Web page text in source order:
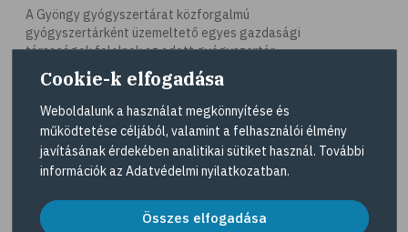
# hal
# egészséges táplálkozás
# omega-3
# A-vitamin
# ásványi anyagok
A Gyöngy gyógyszertárat közforgalmú
gyógyszertárként üzemeltető egyes gazdasági
társaságok felelnek az adott gyógyszertár
működésért. A Gyöngy gyógyszertárak listáját és
elérhetőségeit a Gyógyszertár kereső
tekintheti meg.
Navigáció
Dermokozmetikumok
Cookie-k elfogadása
Weboldalunk a használat megkönnyítése és
működtetése céljából, valamint a felhasználói élmény
javításának érdekében analitikai sütiket használ. További
információk az Adatvédelmi nyilatkozatban.
Összes elfogadása